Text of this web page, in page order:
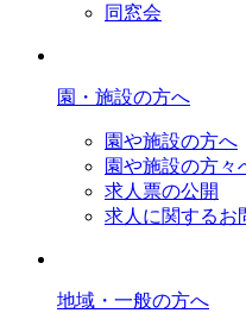
同窓会
園・施設の方へ
園や施設の方へ
園や施設の方々
求人票の公開
求人に関するお
地域・一般の方へ